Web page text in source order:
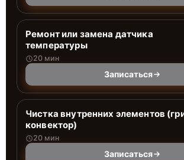
Ремонт или замена датчика
температуры
20 мин
Записаться
Чистка внутренних элементов
конвектор)
20 мин
Записаться